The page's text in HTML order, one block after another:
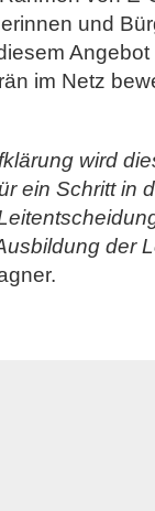
und
im Netz
wird
ein Schritt in
der